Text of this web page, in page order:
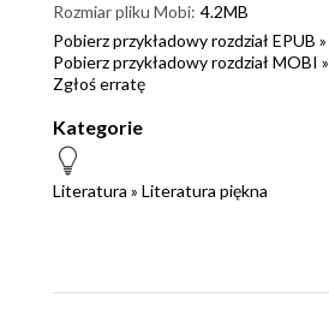
Rozmiar pliku Mobi: 4.2MB
Pobierz przykładowy rozdział EPUB »
Pobierz przykładowy rozdział MOBI »
Zgłoś erratę
Kategorie
Literatura » Literatura piękna